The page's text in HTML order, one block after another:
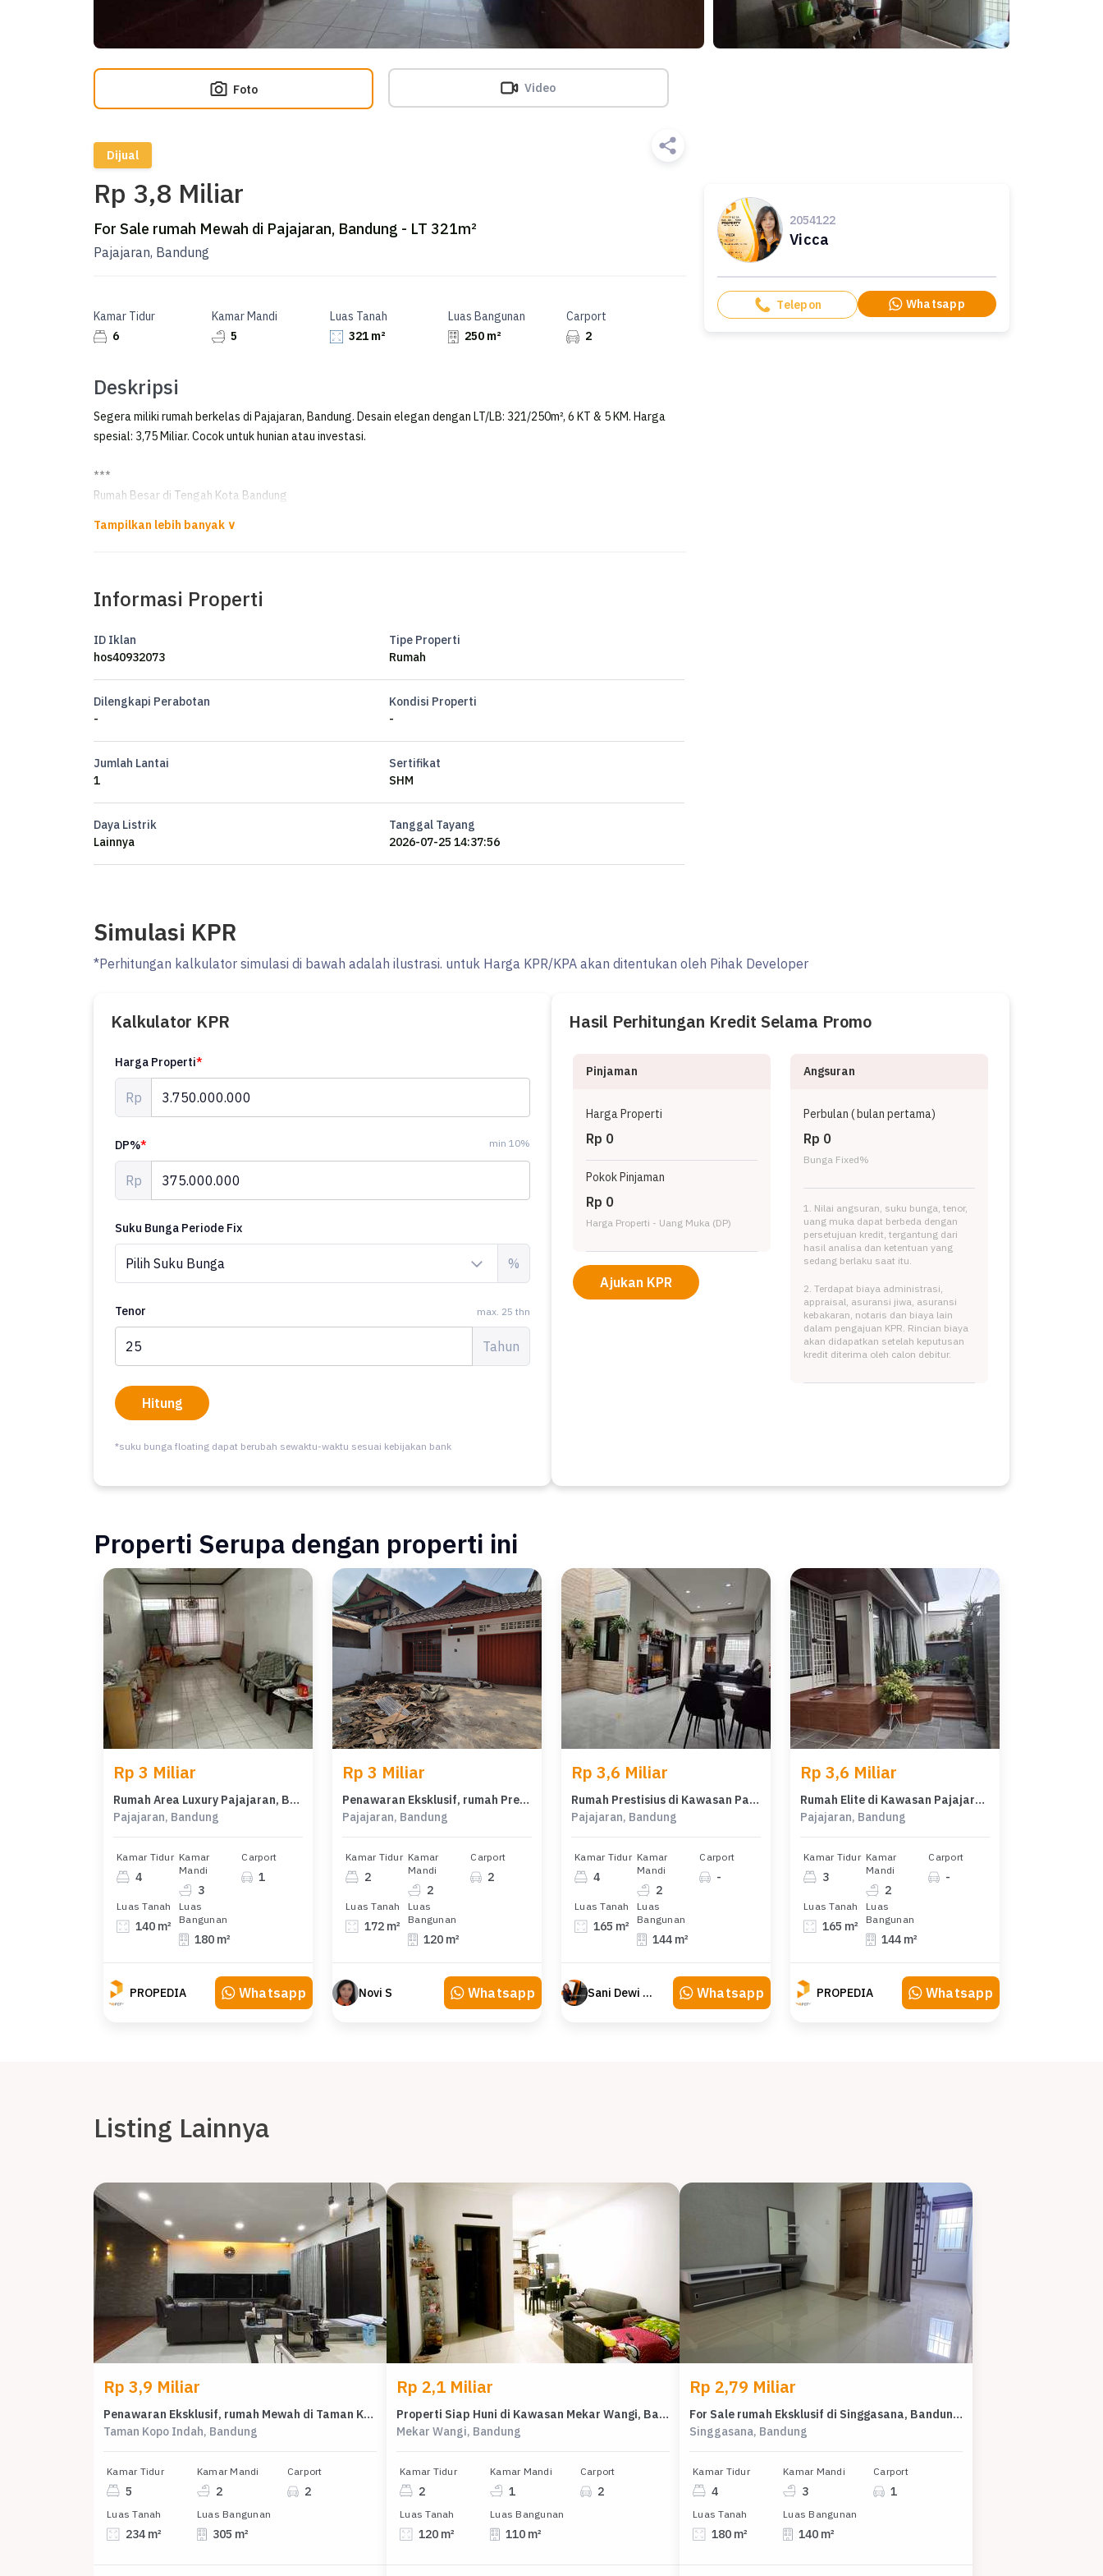
Foto Video
Dijual
Rp 3,8 Miliar
For Sale rumah Mewah di Pajajaran, Bandung - LT 321m²
Pajajaran, Bandung
Kamar Tidur
6
Kamar Mandi
5
Luas Tanah
321 m²
Luas Bangunan
250 m²
Carport
2
Deskripsi
Segera miliki rumah berkelas di Pajajaran, Bandung. Desain elegan dengan LT/LB: 321/250m², 6 KT & 5 KM. Harga
spesial: 3,75 Miliar. Cocok untuk hunian atau investasi.
***
Rumah Besar di Tengah Kota Bandung
*FOR SALE*
Luas tanah 321mtr
Hadap barat
Lebar 12
Listrik 2200watt
Carport 2
OP. 3.75M *nego*
CCP
VICCA 0823xxxxxxxx
Informasi Properti
ID Iklan
hos40932073
Tipe Properti
Rumah
Dilengkapi Perabotan
-
Kondisi Properti
-
Jumlah Lantai
1
Sertifikat
SHM
Daya Listrik
Lainnya
Tanggal Tayang
2026-07-25 14:37:56
2054122
Vicca
Telepon Whatsapp
Simulasi KPR
*Perhitungan kalkulator simulasi di bawah adalah ilustrasi. untuk Harga KPR/KPA akan ditentukan oleh Pihak Developer
Kalkulator KPR
Harga Properti*
Rp
DP%* min 10%
Rp
Suku Bunga Periode Fix
%
Tenor max. 25 thn
Tahun
Hitung
*suku bunga floating dapat berubah sewaktu-waktu sesuai kebijakan bank
Hasil Perhitungan Kredit Selama Promo
Pinjaman
Harga Properti
Rp 0
Pokok Pinjaman
Rp 0
Harga Properti - Uang Muka (DP)
Ajukan KPR
Angsuran
Perbulan (bulan pertama)
Rp 0
Bunga Fixed%
1. Nilai angsuran, suku bunga, tenor,
uang muka dapat berbeda dengan
persetujuan kredit, tergantung dari
hasil analisa dan ketentuan yang
sedang berlaku saat itu.
2. Terdapat biaya administrasi,
appraisal, asuransi jiwa, asuransi
kebakaran, notaris dan biaya lain
dalam pengajuan KPR. Rincian biaya
akan didapatkan setelah keputusan
kredit diterima oleh calon debitur.
Properti Serupa dengan properti ini
Rp 3 Miliar
Rumah Area Luxury Pajajaran, Bandung - Harga Terbaik 3 Miliar
Pajajaran, Bandung
Kamar Tidur
4
Kamar
Mandi
3
Carport
1
Luas Tanah
140 m²
Luas
Bangunan
180 m²
PROPEDIA Whatsapp
Rp 3 Miliar
Penawaran Eksklusif, rumah Prestisius di Pajajaran, Bandung, LB 120m²
Pajajaran, Bandung
Kamar Tidur
2
Kamar
Mandi
2
Carport
2
Luas Tanah
172 m²
Luas
Bangunan
120 m²
Novi S Whatsapp
Rp 3,6 Miliar
Rumah Prestisius di Kawasan Pajajaran, Bandung, LB 144m², Harga 3,6 Miliar
Pajajaran, Bandung
Kamar Tidur
4
Kamar
Mandi
2
Carport
-
Luas Tanah
165 m²
Luas
Bangunan
144 m²
Sani Dewi Sujono Whatsapp
Rp 3,6 Miliar
Rumah Elite di Kawasan Pajajaran, Bandung, LB 144m², Harga 3,6 Miliar
Pajajaran, Bandung
Kamar Tidur
3
Kamar
Mandi
2
Carport
-
Luas Tanah
165 m²
Luas
Bangunan
144 m²
PROPEDIA Whatsapp
Listing Lainnya
Rp 3,9 Miliar
Penawaran Eksklusif, rumah Mewah di Taman Kopo Indah, Bandung, LB 305m²
Taman Kopo Indah, Bandung
Kamar Tidur
5
Kamar Mandi
2
Carport
2
Luas Tanah
234 m²
Luas Bangunan
305 m²
Rp 2,1 Miliar
Properti Siap Huni di Kawasan Mekar Wangi, Bandung, LT 120m²
Mekar Wangi, Bandung
Kamar Tidur
2
Kamar Mandi
1
Carport
2
Luas Tanah
120 m²
Luas Bangunan
110 m²
Rp 2,79 Miliar
For Sale rumah Eksklusif di Singgasana, Bandung - LT 180m²
Singgasana, Bandung
Kamar Tidur
4
Kamar Mandi
3
Carport
1
Luas Tanah
180 m²
Luas Bangunan
140 m²